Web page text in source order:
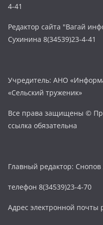
4-41
Редактор сайта "Вагай
Сухинина 8(34539)23-4-41
Учредитель: АНО
«Сельский труженик»
Все права защищены ©
ссылка обязательна
Главный редактор:
телефон 8(34539)23-4-70
Адрес электронной почты